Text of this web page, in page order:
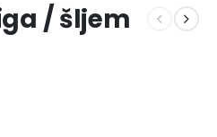
/ šljem